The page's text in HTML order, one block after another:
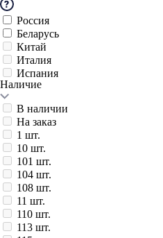
Россия
Беларусь
Китай
Италия
Испания
Наличие
В наличии
На заказ
1 шт.
10 шт.
101 шт.
104 шт.
108 шт.
11 шт.
110 шт.
113 шт.